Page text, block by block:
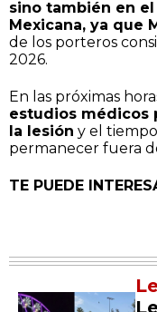
sino también en
Mexicana, ya que
de los porteros
2026.
En las próximas
estudios médicos
la lesión y el
permanecer fuera
TE PUEDE